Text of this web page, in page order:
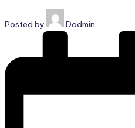
Posted by Dadmin